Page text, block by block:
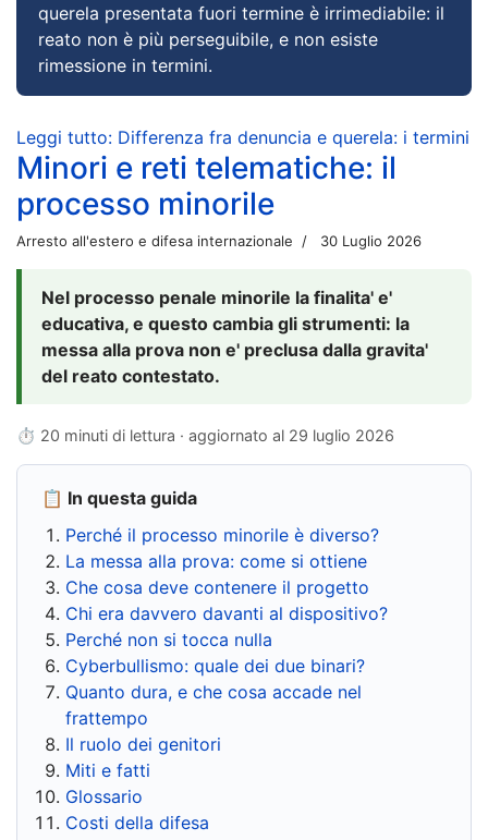
querela presentata fuori termine è irrimediabile: il
reato non è più perseguibile, e non esiste
rimessione in termini.
Leggi tutto: Differenza fra denuncia e querela: i termini
Minori e reti telematiche: il
processo minorile
Arresto all'estero e difesa internazionale 30 Luglio 2026
Nel processo penale minorile la finalita' e'
educativa, e questo cambia gli strumenti: la
messa alla prova non e' preclusa dalla gravita'
del reato contestato.
⏱ 20 minuti di lettura · aggiornato al 29 luglio 2026
📋 In questa guida
Perché il processo minorile è diverso?
La messa alla prova: come si ottiene
Che cosa deve contenere il progetto
Chi era davvero davanti al dispositivo?
Perché non si tocca nulla
Cyberbullismo: quale dei due binari?
Quanto dura, e che cosa accade nel
frattempo
Il ruolo dei genitori
Miti e fatti
Glossario
Costi della difesa